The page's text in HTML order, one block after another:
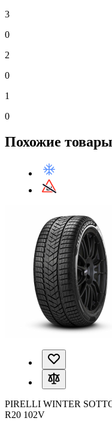
3
0
2
0
1
0
Похожие товары
PIRELLI WINTER
R20 102V